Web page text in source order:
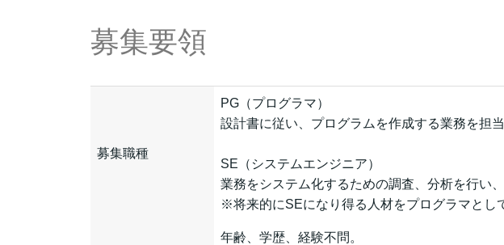
募集要領
募集職種
PG（プログラマ）
設計書に従い、プログラムを作成する業務を担当
SE（システムエンジニア）
業務をシステム化するための調査、分析を行い
※将来的にSEになり得る人材をプログラマとし
年齢、学歴、経験不問。